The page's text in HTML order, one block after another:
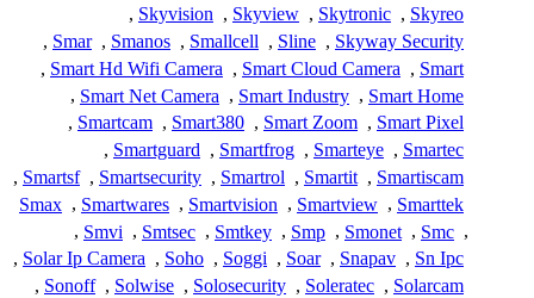
Skyreo
,
Skytronic
,
Skyview
,
Skyvision
,
Skyway Security
,
Sline
,
Smallcell
,
Smanos
,
Smar
,
Smart
,
Smart Cloud Camera
,
Smart Hd Wifi Camera
,
Smart Home
,
Smart Industry
,
Smart Net Camera
,
Smart Pixel
,
Smart Zoom
,
Smart380
,
Smartcam
,
Smartec
,
Smarteye
,
Smartfrog
,
Smartguard
,
Smartiscam
,
Smartit
,
Smartrol
,
Smartsecurity
,
Smartsf
,
Smarttek
,
Smartview
,
Smartvision
,
Smartwares
,
Smax
,
Smc
,
Smonet
,
Smp
,
Smtkey
,
Smtsec
,
Smvi
,
Sn Ipc
,
Snapav
,
Soar
,
Soggi
,
Soho
,
Solar Ip Camera
,
Solarcam
,
Soleratec
,
Solosecurity
,
Solwise
,
Sonoff
,